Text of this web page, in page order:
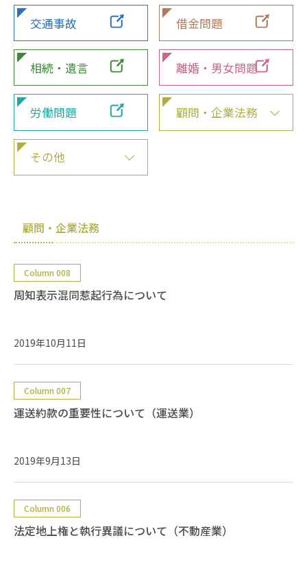
交通事故 借金問題
相続・遺言 離婚・男女問題
労働問題 顧問・企業法務
その他
顧問・企業法務
Column 008
周知表示混同惹起行為について
2019年10月11日
Column 007
運送約款の重要性について（運送業）
2019年9月13日
Column 006
法定地上権と執行異議について（不動産業）